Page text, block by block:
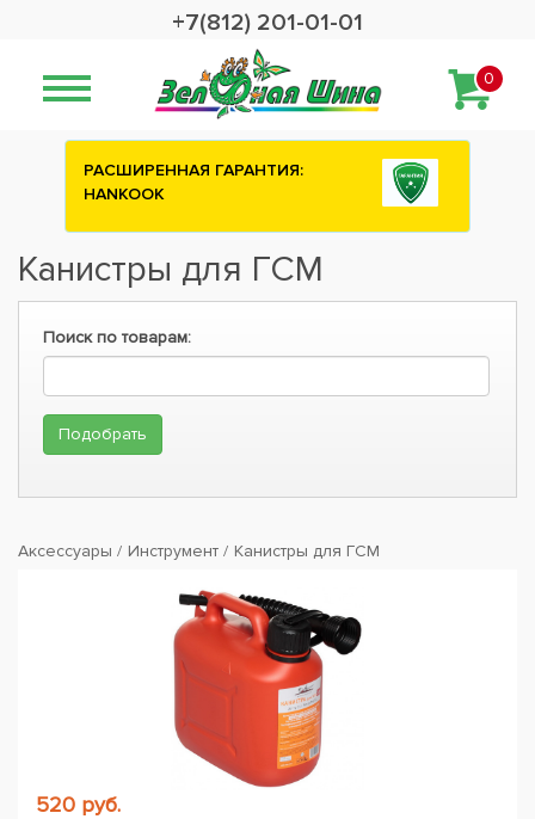
+7(812) 201-01-01
0
РАСШИРЕННАЯ ГАРАНТИЯ:
HANKOOK
Канистры для ГСМ
Поиск по товарам:
Аксессуары Инструмент Канистры для ГСМ
520 руб.